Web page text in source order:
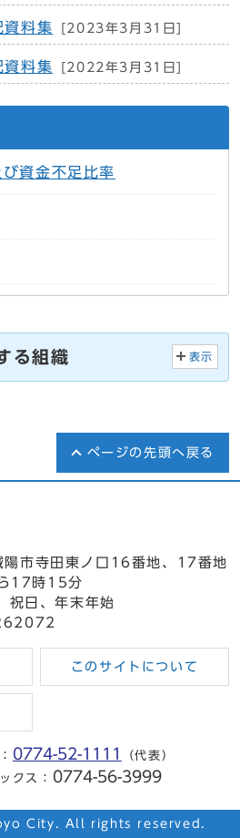
資料集 [2023年3月31日]
資料集 [2022年3月31日]
資金不足比率
る組織 表示
ページの先頭へ戻る
市寺田東ノ口16番地、17番地
17時15分
祝日、年末年始
このサイトについて
0774-52-1111
（代表）
クス：
0774-56-3999
City. All rights reserved.